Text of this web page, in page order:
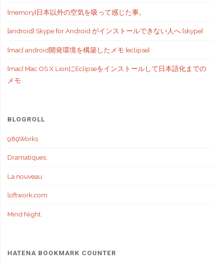
[memory]日本以外の空気を吸って感じた事。
[android] Skype for Android がインストールできない人へ [skype]
[mac] android開発環境を構築したメモ [eclipse]
[mac] Mac OS X LionにEclipseをインストールして日本語化までの
メモ
BLOGROLL
989Works
Dramatiques.
La nouveau.
loftwork.com
Mind Night.
HATENA BOOKMARK COUNTER